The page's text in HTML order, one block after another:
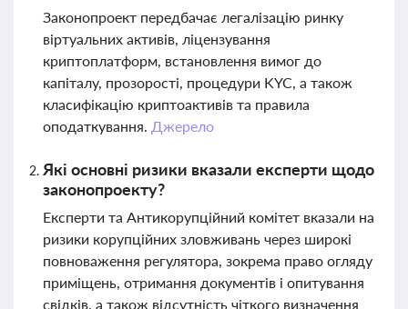
Законопроект передбачає легалізацію ринку
віртуальних активів, ліцензування
криптоплатформ, встановлення вимог до
капіталу, прозорості, процедури KYC, а також
класифікацію криптоактивів та правила
оподаткування. Джерело
Які основні ризики вказали експерти щодо
законопроекту?
Експерти та Антикорупційний комітет вказали на
ризики корупційних зловживань через широкі
повноваження регулятора, зокрема право огляду
приміщень, отримання документів і опитування
свідків, а також відсутність чіткого визначення